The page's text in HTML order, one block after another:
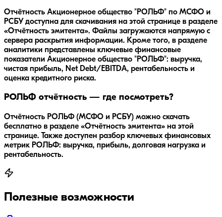
Отчётность Акционерное общество "РОЛЬФ" по МСФО и
РСБУ доступна для скачивания на этой странице в разделе
«Отчётность эмитента». Файлы загружаются напрямую с
сервера раскрытия информации. Кроме того, в разделе
аналитики представлены ключевые финансовые
показатели Акционерное общество "РОЛЬФ": выручка,
чистая прибыль, Net Debt/EBITDA, рентабельность и
оценка кредитного риска.
РОЛЬФ отчётность — где посмотреть?
Отчётность РОЛЬФ (МСФО и РСБУ) можно скачать
бесплатно в разделе «Отчётность эмитента» на этой
странице. Также доступен разбор ключевых финансовых
метрик РОЛЬФ: выручка, прибыль, долговая нагрузка и
рентабельность.
Полезные возможности